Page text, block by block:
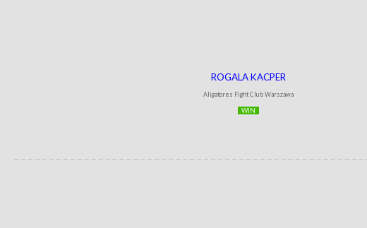
ROGALA KACPER
Aligatores Fight Club Warszawa
WIN